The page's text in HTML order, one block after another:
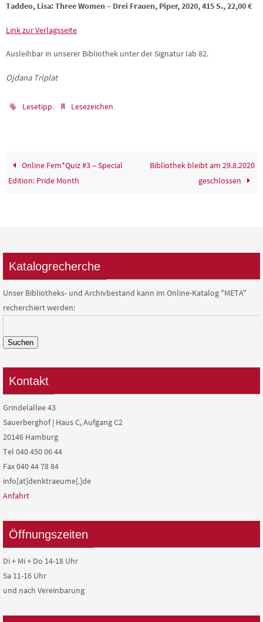
Taddeo, Lisa: Three Women – Drei Frauen, Piper, 2020, 415 S., 22,00 €
Link zur Verlagsseite
Ausleihbar in unserer Bibliothek unter der Signatur Iab 82.
Ojdana Triplat
Lesetipp. Lesezeichen.
Online Fem*Quiz #3 – Special
Edition: Pride Month
Bibliothek bleibt am 29.8.2020
geschlossen
Katalogrecherche
Unser Bibliotheks- und Archivbestand kann im Online-Katalog "META"
recherchiert werden:
Suchen
Kontakt
Grindelallee 43
Sauerberghof | Haus C, Aufgang C2
20146 Hamburg
Tel 040 450 06 44
Fax 040 44 78 84
info[at]denktraeume[.]de
Anfahrt
Öffnungszeiten
Di + Mi + Do 14-18 Uhr
Sa 11-16 Uhr
und nach Vereinbarung